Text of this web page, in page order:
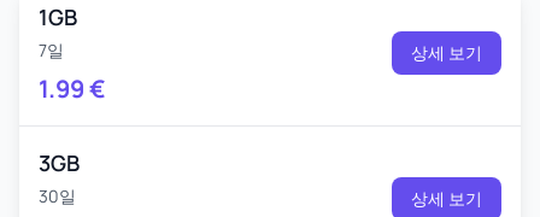
1GB
7일
1.99€
상세 보기
3GB
30일 상세 보기